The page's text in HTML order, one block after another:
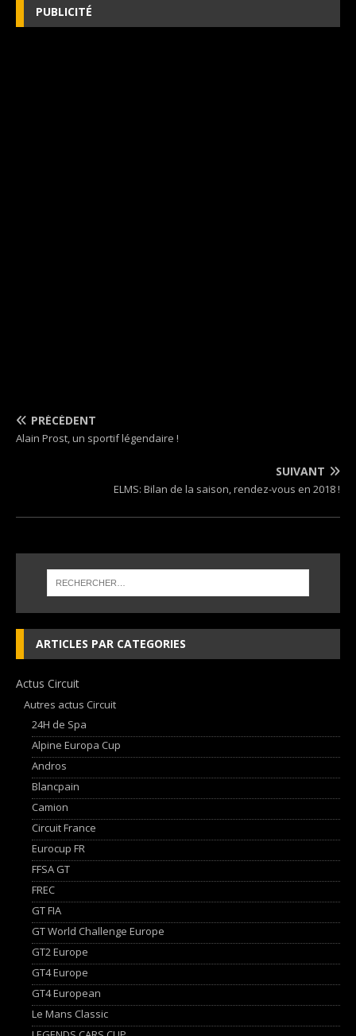
PUBLICITÉ
PRÉCÉDENT
Alain Prost, un sportif légendaire !
SUIVANT
ELMS: Bilan de la saison, rendez-vous en 2018 !
ARTICLES PAR CATEGORIES
Actus Circuit
Autres actus Circuit
24H de Spa
Alpine Europa Cup
Andros
Blancpain
Camion
Circuit France
Eurocup FR
FFSA GT
FREC
GT FIA
GT World Challenge Europe
GT2 Europe
GT4 Europe
GT4 European
Le Mans Classic